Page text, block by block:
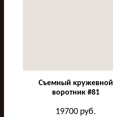
Съемный кружевной
воротник #81
19700руб.